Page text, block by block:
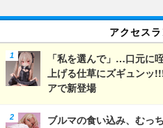
アクセス
「私を選んで」…口元に
上げる仕草にズギュンッ
アで新登場
ブルマの食い込み、むっ